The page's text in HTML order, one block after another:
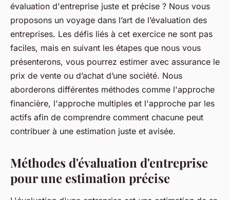
évaluation d'entreprise juste et précise ? Nous vous
proposons un voyage dans l’art de l’évaluation des
entreprises. Les défis liés à cet exercice ne sont pas
faciles, mais en suivant les étapes que nous vous
présenterons, vous pourrez estimer avec assurance le
prix de vente ou d’achat d’une société. Nous
aborderons différentes méthodes comme l'approche
financière, l'approche multiples et l'approche par les
actifs afin de comprendre comment chacune peut
contribuer à une estimation juste et avisée.
Méthodes d'évaluation d'entreprise
pour une estimation précise